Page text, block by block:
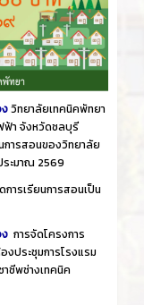
วิทยาลัยเทคนิคพัทยา
ฟ้า จังหวัดชลบุรี
การสอนของวิทยาลัย
ะมาณ 2569
การเรียนการสอนเป็น
การจัดโครงการ
ประชุมการโรงแรม
ชีพช่างเทคนิค